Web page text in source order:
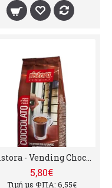
Ristora - Vending Chocolate, 1000g
5,80€
Τιμή με ΦΠΑ: 6,55€